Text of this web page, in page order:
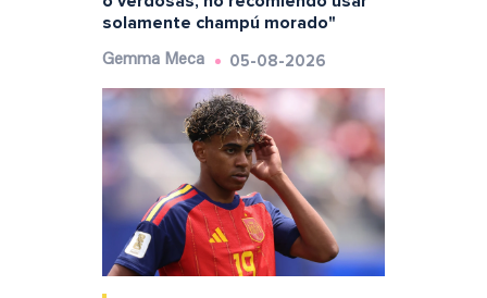
solamente champú morado"
Gemma Meca 05-08-2026